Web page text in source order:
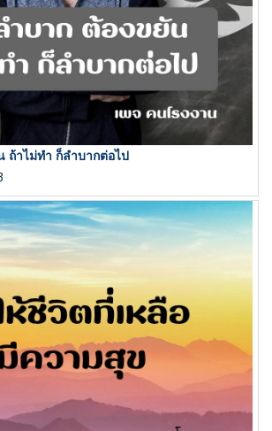
ถ้าไม่ทำ ก็ลำบากต่อไป